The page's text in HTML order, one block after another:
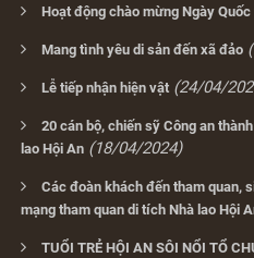
Hoạt động chào mừng Ngày
Mang tình yêu di sản đến xã đảo
Lễ tiếp nhận hiện vật (24/04/
20 cán bộ, chiến sỹ Công an
lao Hội An (18/04/2024)
Các đoàn khách đến tham quan,
mạng tham quan di tích Nhà lao Hội
TUỔI TRẺ HỘI AN SÔI NỔI TỔ